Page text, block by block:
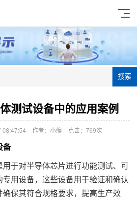
搜索
测试设备中的应用案例
08:47:54 作者：小编 点击： 769次
于对半导体芯片进行功能测试、可
用设备，这些设备用于验证和确认
保其符合规格要求，提高生产效